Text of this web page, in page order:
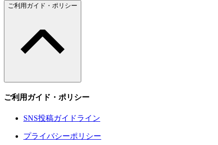
ご利用ガイド・ポリシー
ご利用ガイド・ポリシー
SNS投稿ガイドライン
プライバシーポリシー